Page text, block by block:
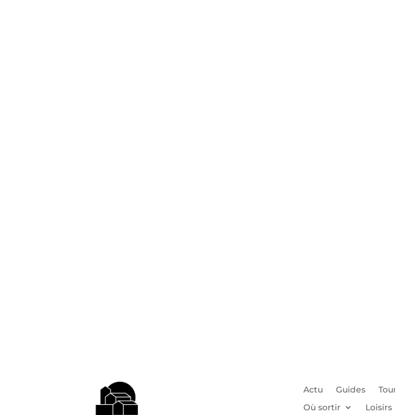
Actu Guides
Où sortir
Loisirs